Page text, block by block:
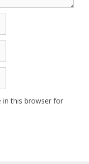
in this browser for